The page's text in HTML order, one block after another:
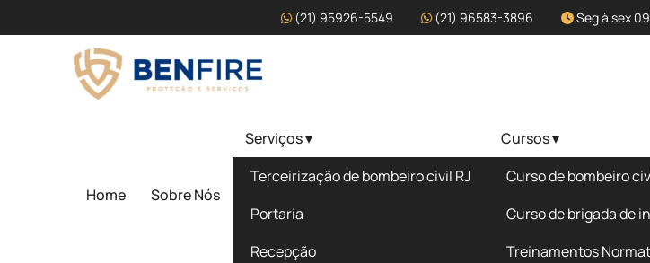
(21) 95926-5549 (21) 96583-3896 Seg à sex
Home Sobre Nós
Serviços ▾
Terceirização de bombeiro civil RJ
Portaria
Recepção
Cursos ▾
Curso de bombeiro
Curso de brigada de
Treinamentos
Bombeiro Civil Terceirizado em
Campina Grande - Paraíba
Bombeiro Civil Terceirizado em Campina Grande - Paraíba